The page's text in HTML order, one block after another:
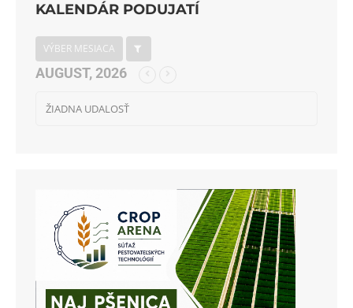
KALENDÁR PODUJATÍ
VÝBER MESIACA
AUGUST, 2026
ŽIADNA UDALOSŤ